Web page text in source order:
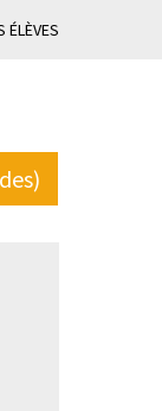
ÉLÈVES